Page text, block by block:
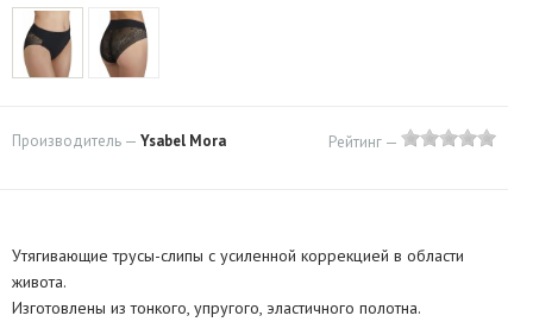
Производитель — Ysabel Mora Рейтинг —
Утягивающие трусы-слипы с усиленной коррекцией в области
живота.
Изготовлены из тонкого, упругого, эластичного полотна.